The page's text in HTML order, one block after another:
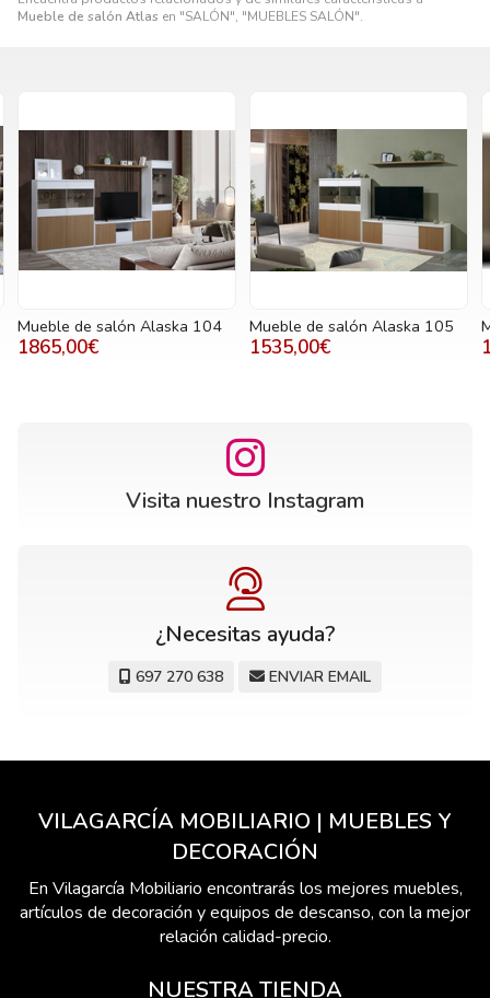
Mueble de salón Atlas en "SALÓN", "MUEBLES SALÓN".
Mueble de salón Alaska 104
1865,00€
Mueble de salón Alaska 105
1535,00€
Visita nuestro Instagram
¿Necesitas ayuda?
697 270 638 ENVIAR EMAIL
VILAGARCÍA MOBILIARIO | MUEBLES Y
DECORACIÓN
En Vilagarcía Mobiliario encontrarás los mejores muebles,
artículos de decoración y equipos de descanso, con la mejor
relación calidad-precio.
NUESTRA TIENDA